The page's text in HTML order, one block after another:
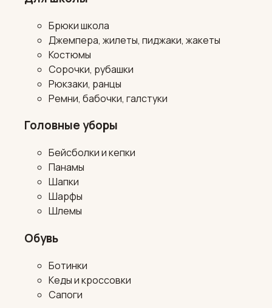
Брюки школа
Джемпера, жилеты, пиджаки, жакеты
Костюмы
Сорочки, рубашки
Рюкзаки, ранцы
Ремни, бабочки, галстуки
Головные уборы
Бейсболки и кепки
Панамы
Шапки
Шарфы
Шлемы
Обувь
Ботинки
Кеды и кроссовки
Сапоги